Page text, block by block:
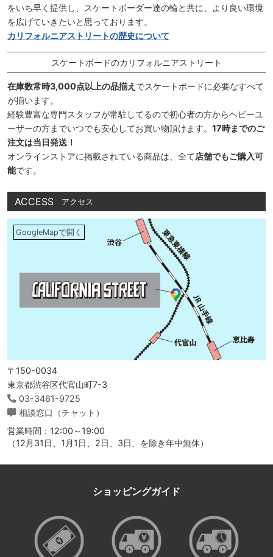
をいち早く提供し、スケートボーダー達の輪と共に、より良い環境
を広げていきたいと思っております。
カリフォルニアストリートの歴史について
スケートボードのカリフォルニアストリート
在庫数常時3,000点以上の品揃え でスケートボードに必要なすべて
が揃います。
経験豊富な専門スタッフが常駐してるので初心者の方からヘビーユ
ーザーの方までいつでも安心してお買い物頂けます。 17時までのご
注文は当日発送！
オンラインストアに掲載されている商品は、全て店舗でもご購入可
能です。
ACCESS アクセス
GoogleMapで開く
〒150-0034
東京都渋谷区代官山町7-3
03-3461-9725
相談窓口（チャット）
営業時間：12:00～19:00
（12月31日、1月1日、2日、3日、を除き年中無休）
ショッピングガイド